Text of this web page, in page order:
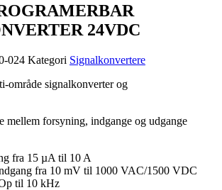
24VDC
024 Kategori Signalkonvertere
område signalkonverter og
mellem forsyning, indgange og udgange
fra 15 µA til 10 A
fra 10 mV til 1000 VAC/1500 VDC
til 10 kHz